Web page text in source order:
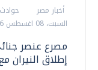
أخبار مصر
حوادث
السبت، 08 اغسطس 2026 09:59 م
مصرع عنصر
إطلاق النيران